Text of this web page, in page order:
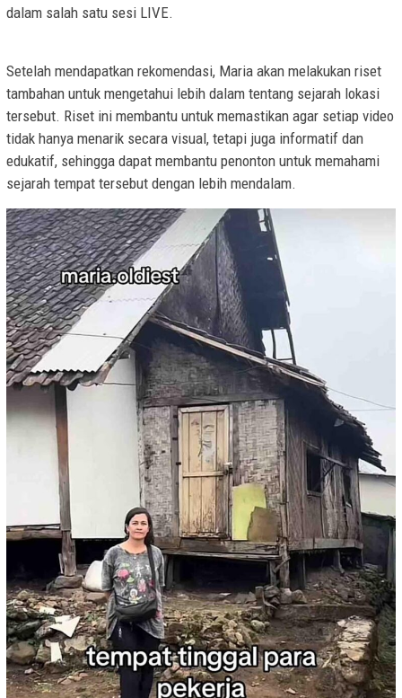
dalam salah satu sesi LIVE.
Setelah mendapatkan rekomendasi, Maria akan melakukan riset
tambahan untuk mengetahui lebih dalam tentang sejarah lokasi
tersebut. Riset ini membantu untuk memastikan agar setiap video
tidak hanya menarik secara visual, tetapi juga informatif dan
edukatif, sehingga dapat membantu penonton untuk memahami
sejarah tempat tersebut dengan lebih mendalam.